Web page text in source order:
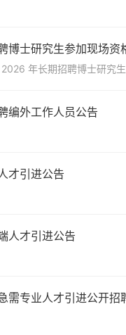
博士研究生参加现场资
年长期招聘博士研究
编外工作人员公告
才引进公告
人才引进公告
需专业人才引进公开招